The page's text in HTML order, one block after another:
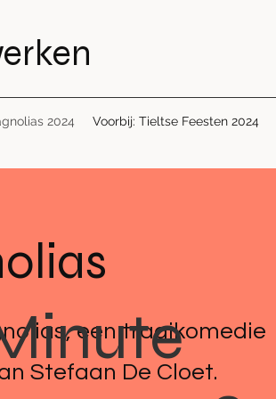
2024 Voorbij: Tieltse Feesten 2024
een tragikomedie
Stefaan De Cloet.